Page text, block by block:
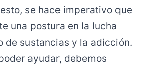
se hace imperativo que
una postura en la lucha
de sustancias y la adicción.
ayudar, debemos